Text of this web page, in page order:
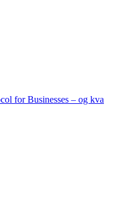
for Businesses – og kva